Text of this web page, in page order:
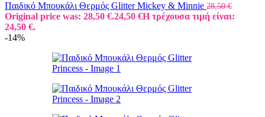
Παιδικό Μπουκάλι Θερμός Glitter Mickey & Minnie 28,50€
Original price was: 28,50 €.24,50 €Η τρέχουσα τιμή είναι:
24,50 €.
-14%